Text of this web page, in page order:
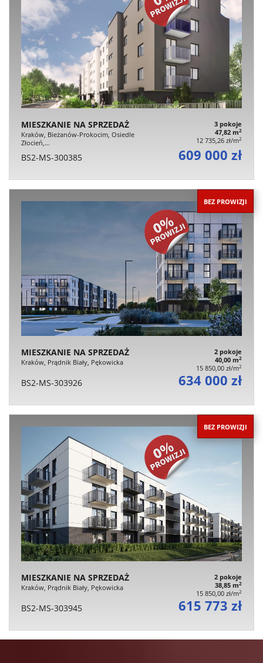
MIESZKANIE NA SPRZEDAŻ
Kraków, Bieżanów-Prokocim, Osiedle
Złocień,…
3 pokoje
47,82 m2
12 735,26 zł/m2
BS2-MS-300385 609 000 zł
BEZ PROWIZJI
MIESZKANIE NA SPRZEDAŻ
Kraków, Prądnik Biały, Pękowicka
2 pokoje
40,00 m2
15 850,00 zł/m2
BS2-MS-303926 634 000 zł
BEZ PROWIZJI
MIESZKANIE NA SPRZEDAŻ
Kraków, Prądnik Biały, Pękowicka
2 pokoje
38,85 m2
15 850,00 zł/m2
BS2-MS-303945 615 773 zł